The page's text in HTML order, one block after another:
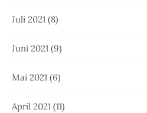
Juli 2021 (8)
Juni 2021 (9)
Mai 2021 (6)
April 2021 (11)